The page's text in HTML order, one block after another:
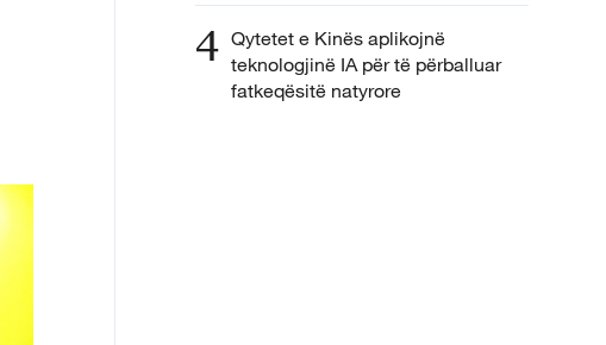
4 Qytetet e Kinës aplikojnë
teknologjinë IA për të përballuar
fatkeqësitë natyrore